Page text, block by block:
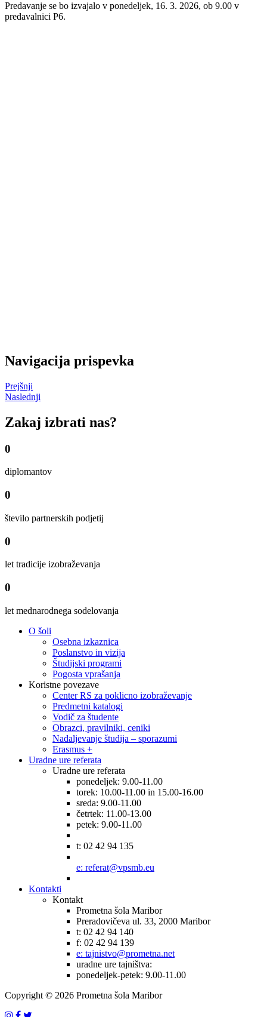
Predavanje se bo izvajalo v ponedeljek, 16. 3. 2026, ob 9.00 v
predavalnici P6.
Navigacija prispevka
Prejšnji
Naslednji
Zakaj izbrati nas?
0
diplomantov
0
število partnerskih podjetij
0
let tradicije izobraževanja
0
let mednarodnega sodelovanja
O šoli
Osebna izkaznica
Poslanstvo in vizija
Študijski programi
Pogosta vprašanja
Koristne povezave
Center RS za poklicno izobraževanje
Predmetni katalogi
Vodič za študente
Obrazci, pravilniki, ceniki
Nadaljevanje študija – sporazumi
Erasmus +
Uradne ure referata
Uradne ure referata
ponedeljek: 9.00-11.00
torek: 10.00-11.00 in 15.00-16.00
sreda: 9.00-11.00
četrtek: 11.00-13.00
petek: 9.00-11.00
t: 02 42 94 135
e: referat@vpsmb.eu
Kontakti
Kontakt
Prometna šola Maribor
Preradovičeva ul. 33, 2000 Maribor
t: 02 42 94 140
f: 02 42 94 139
e: tajnistvo@prometna.net
uradne ure tajništva:
ponedeljek-petek: 9.00-11.00
Copyright © 2026 Prometna šola Maribor